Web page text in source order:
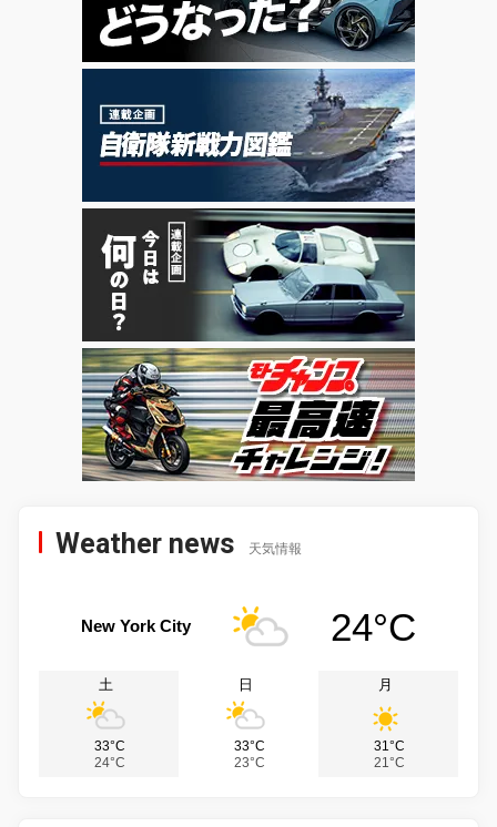
Weather news 天気情報
New York City 24°C
土
33°C
24°C
日
33°C
23°C
月
31°C
21°C